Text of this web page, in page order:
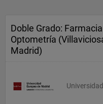
Doble Grado:
Optometría
Madrid)